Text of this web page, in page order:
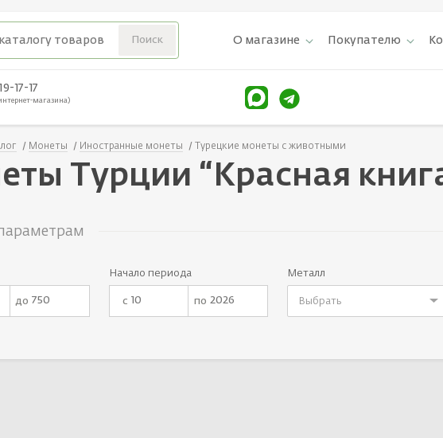
О магазине Покупателю
17-17
магазина)
Монеты Иностранные монеты Турецкие монеты с животными
Турции “Красная
до
Начало периода
с по
Металл
Выбрать